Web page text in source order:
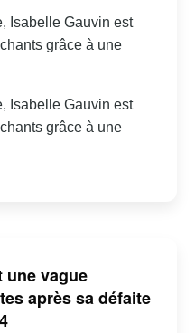
Isabelle Gauvin est
grâce à une
Isabelle Gauvin est
grâce à une
une vague
après sa défaite